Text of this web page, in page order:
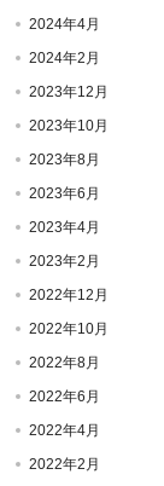
2024年4月
2024年2月
2023年12月
2023年10月
2023年8月
2023年6月
2023年4月
2023年2月
2022年12月
2022年10月
2022年8月
2022年6月
2022年4月
2022年2月